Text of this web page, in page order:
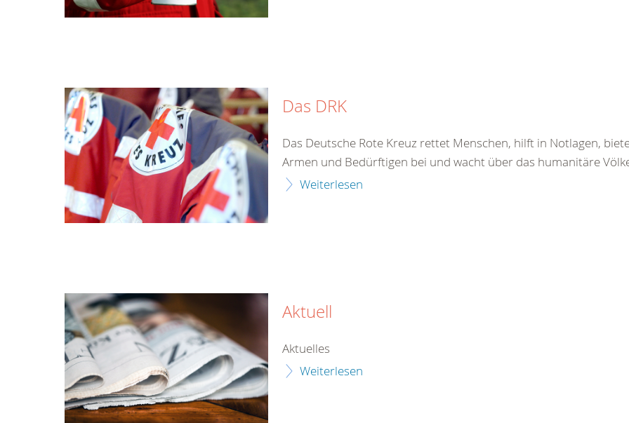
Das DRK
Das Deutsche Rote Kreuz rettet Menschen, hilft in Notlagen,
Armen und Bedürftigen bei und wacht über das humanitäre
Weiterlesen
Aktuell
Aktuelles
Weiterlesen